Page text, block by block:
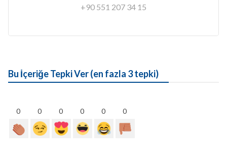
+90 551 207 34 15
Bu İçeriğe Tepki Ver (en fazla 3 tepki)
0 0 0 0 0 0